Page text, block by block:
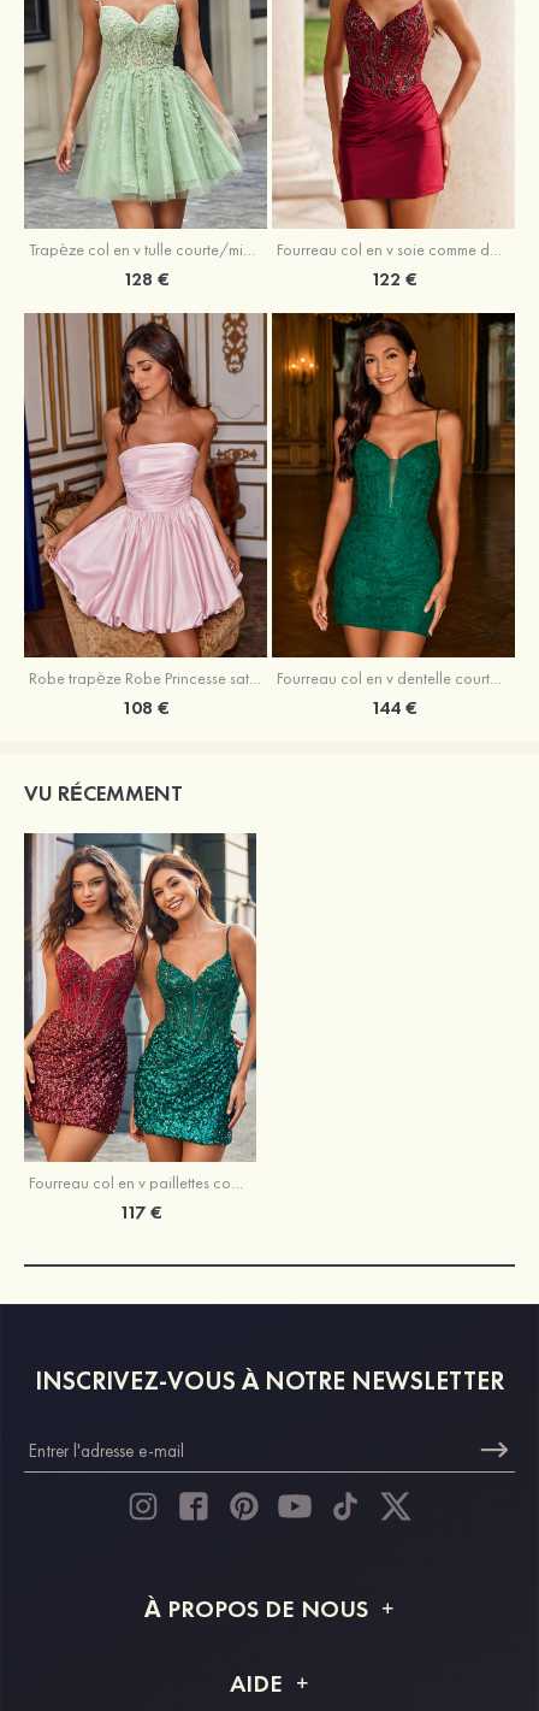
Trapèze col en v tulle courte/mini robe de fête de la rentrée avec perles
128 €
Fourreau col en v soie comme du satin courte/mini robe de fête de la rentrée avec paillettes
122 €
Robe trapèze Robe Princesse satin sans manches courte/mini robe de fête de la rentrée
108 €
Fourreau col en v dentelle courte/mini robe de fête de la rentré avec perles
144 €
VU RÉCEMMENT
Fourreau col en v paillettes courte/mini robe de fête de la rentrée
117 €
INSCRIVEZ-VOUS À NOTRE NEWSLETTER
À PROPOS DE NOUS
Livraison
AIDE